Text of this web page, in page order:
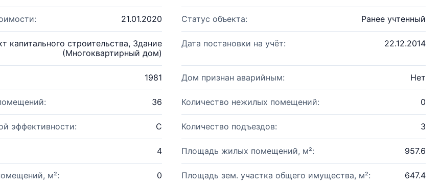
21.01.2020 Статус объекта: Ранее учтенный
капитального строительства, Здание
(Многоквартирный дом)
Дата постановки на учёт: 22.12.2014
1981 Дом признан аварийным: Нет
36 Количество нежилых помещений: 0
эффективности: C Количество подъездов: 3
4 Площадь жилых помещений, м²: 957.6
м²: 0 Площадь зем. участка общего имущества, м²: 647.4